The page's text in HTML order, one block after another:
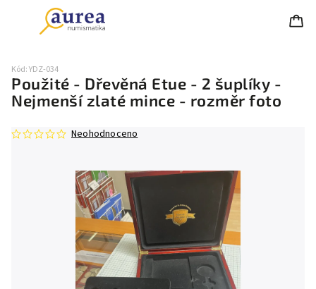
Použité - Dřevěná Etue - 2 šuplíky -
Nejmenší zlaté mince - rozměr foto
Kód:YDZ-034
Neohodnoceno